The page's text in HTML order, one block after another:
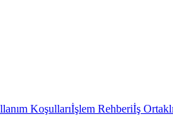
Koşullarıİşlem Rehberiİş